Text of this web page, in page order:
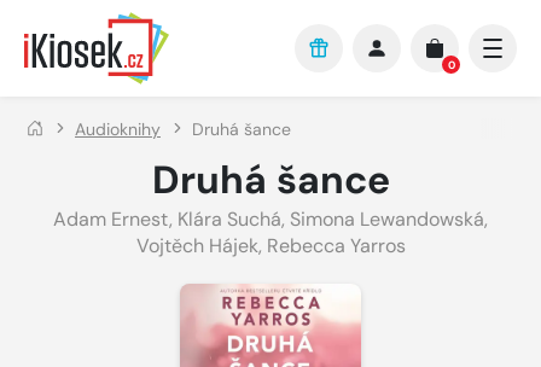
Přejít na hlavní obsah
0
Audioknihy Druhá šance
Druhá šance
Adam Ernest, Klára Suchá, Simona Lewandowská,
Vojtěch Hájek, Rebecca Yarros